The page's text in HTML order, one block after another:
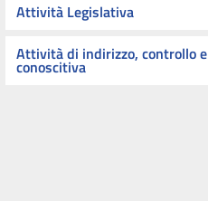
Attività Legislativa
Attività di indirizzo, controllo e
conoscitiva